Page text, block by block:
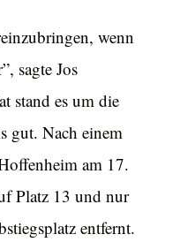
wenn
sagte Jos
stand es um die
gut. Nach einem
am 17.
Platz 13 und nur
entfernt.